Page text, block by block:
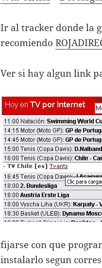
Ir al tracker donde la
recomiendo
Ver si hay algun link
fijarse con que
instalarlo segun